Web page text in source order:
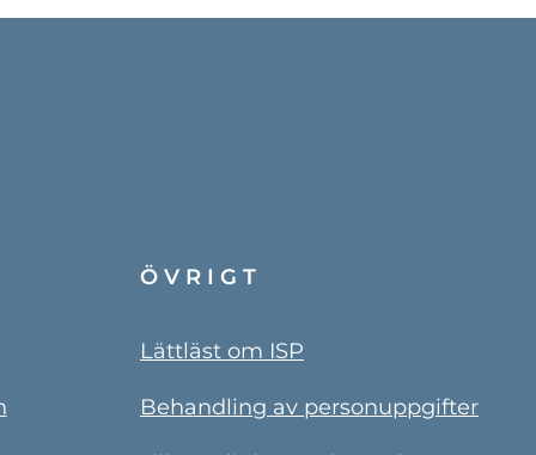
ÖVRIGT
Lättläst om ISP
Behandling av personuppgifter